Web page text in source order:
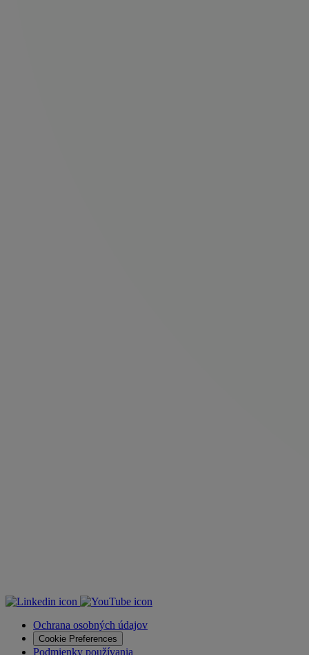
Ochrana osobných údajov
Cookie Preferences
Podmienky používania